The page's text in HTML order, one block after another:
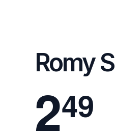
Romy
249